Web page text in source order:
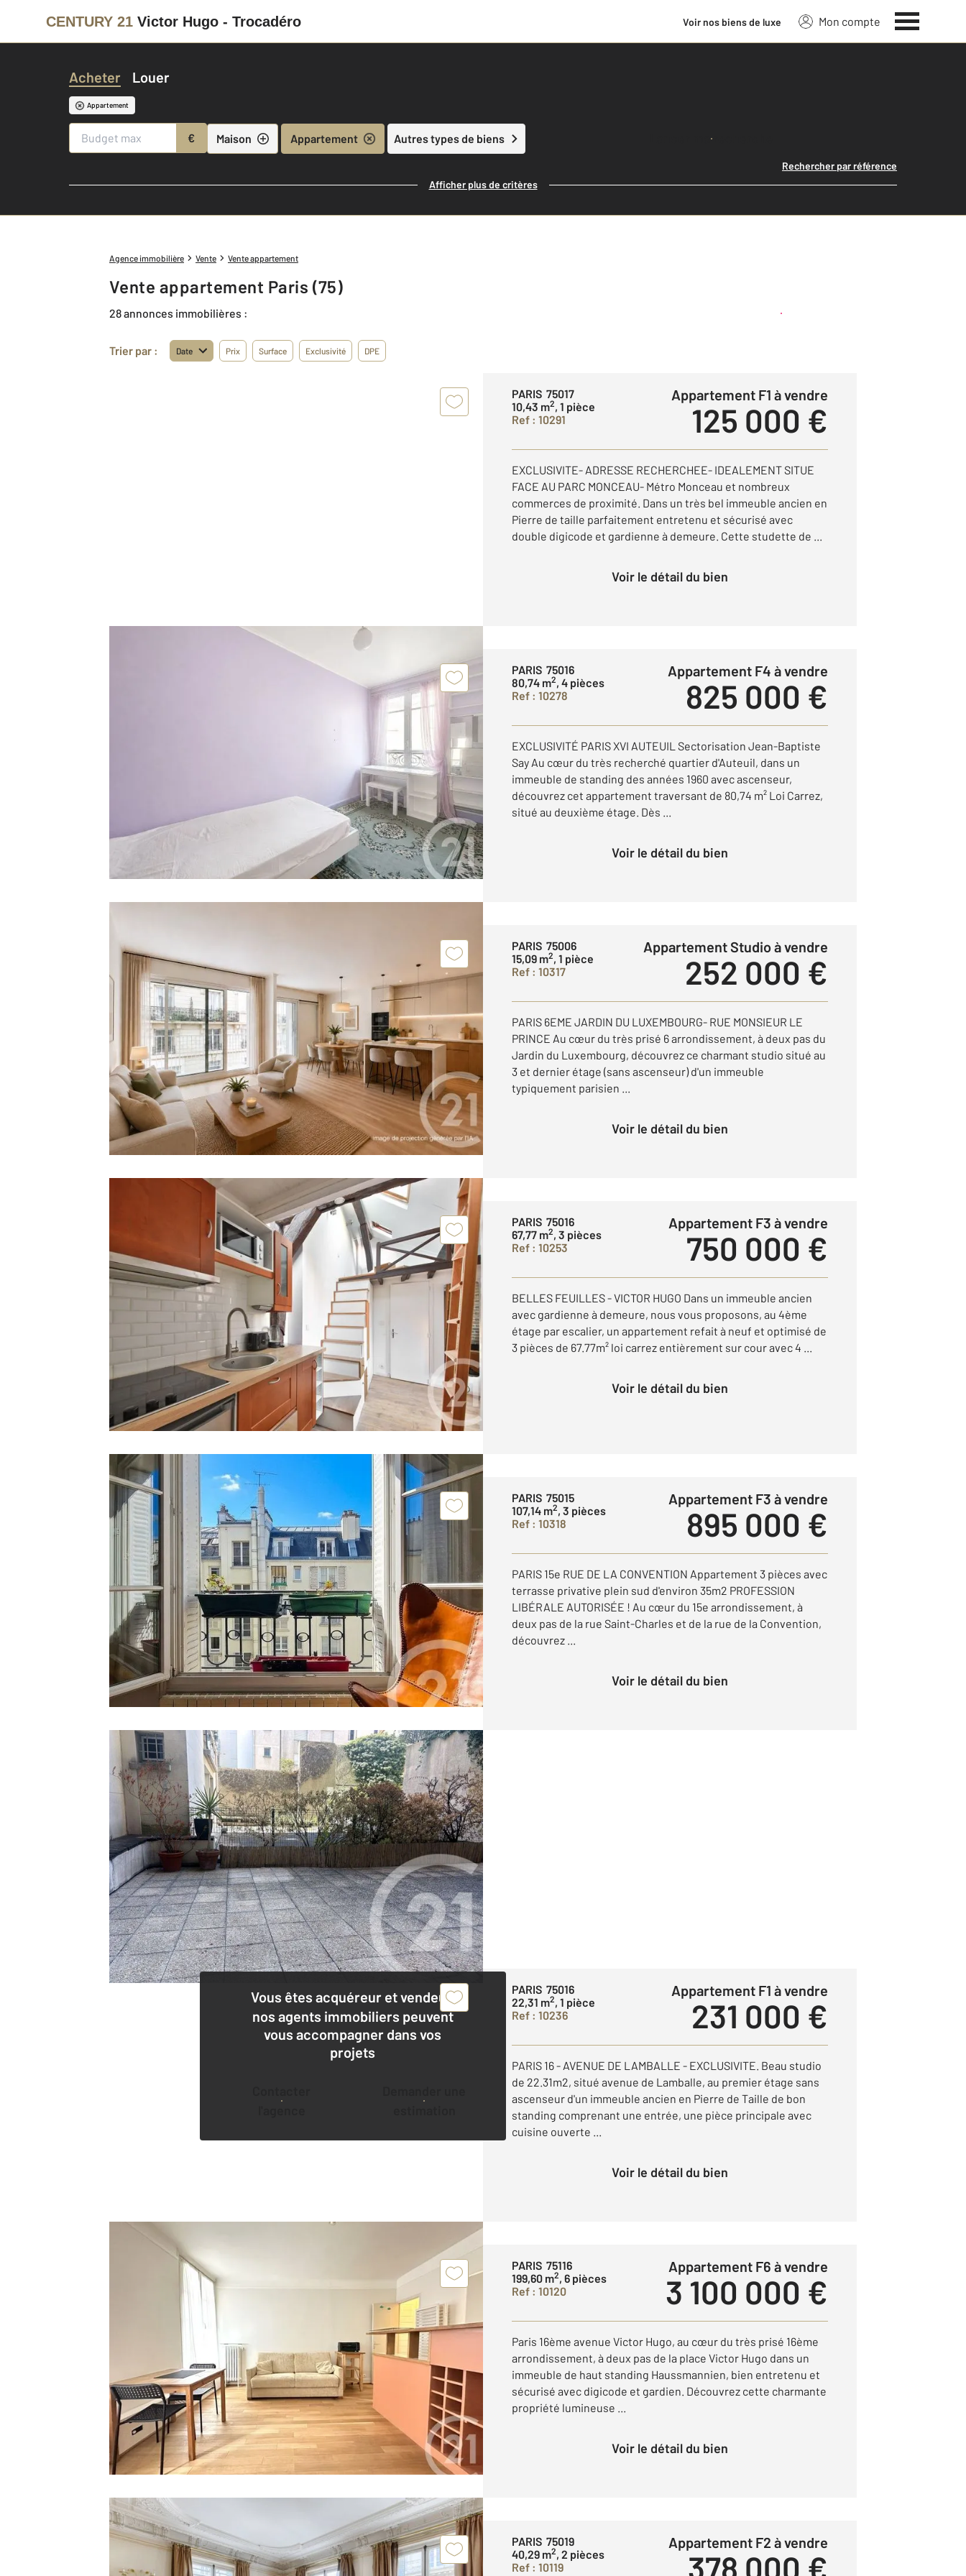
CENTURY 21 Victor Hugo - Trocadéro Voir nos biens de luxe Mon compte
Acheter Louer
Appartement
€ Maison Appartement Autres types de biens Lancer ma recherche
Rechercher par référence
Afficher plus de critères
Agence immobilière Vente Vente appartement
Vente appartement Paris (75)
28 annonces immobilières : Créer une alerte
Trier par : Date Prix Surface Exclusivité DPE
PARIS 75017
10,43 m2, 1 pièce
Ref : 10291
Appartement F1 à vendre
125 000 €
EXCLUSIVITE- ADRESSE RECHERCHEE- IDEALEMENT SITUE
FACE AU PARC MONCEAU- Métro Monceau et nombreux
commerces de proximité. Dans un très bel immeuble ancien en
Pierre de taille parfaitement entretenu et sécurisé avec
double digicode et gardienne à demeure. Cette studette de ...
Voir le détail du bien
PARIS 75016
80,74 m2, 4 pièces
Ref : 10278
Appartement F4 à vendre
825 000 €
EXCLUSIVITÉ PARIS XVI AUTEUIL Sectorisation Jean-Baptiste
Say Au cœur du très recherché quartier d'Auteuil, dans un
immeuble de standing des années 1960 avec ascenseur,
découvrez cet appartement traversant de 80,74 m² Loi Carrez,
situé au deuxième étage. Dès ...
Voir le détail du bien
PARIS 75006
15,09 m2, 1 pièce
Ref : 10317
Appartement Studio à vendre
252 000 €
PARIS 6EME JARDIN DU LUXEMBOURG- RUE MONSIEUR LE
PRINCE Au cœur du très prisé 6 arrondissement, à deux pas du
Jardin du Luxembourg, découvrez ce charmant studio situé au
3 et dernier étage (sans ascenseur) d'un immeuble
typiquement parisien ...
Voir le détail du bien
PARIS 75016
67,77 m2, 3 pièces
Ref : 10253
Appartement F3 à vendre
750 000 €
BELLES FEUILLES - VICTOR HUGO Dans un immeuble ancien
avec gardienne à demeure, nous vous proposons, au 4ème
étage par escalier, un appartement refait à neuf et optimisé de
3 pièces de 67.77m² loi carrez entièrement sur cour avec 4 ...
Voir le détail du bien
PARIS 75015
107,14 m2, 3 pièces
Ref : 10318
Appartement F3 à vendre
895 000 €
PARIS 15e RUE DE LA CONVENTION Appartement 3 pièces avec
terrasse privative plein sud d'environ 35m2 PROFESSION
LIBÉRALE AUTORISÉE ! Au cœur du 15e arrondissement, à
deux pas de la rue Saint-Charles et de la rue de la Convention,
découvrez ...
Voir le détail du bien
Vous êtes acquéreur et vendeur,
nos agents immobiliers peuvent
vous accompagner dans vos
projets
PARIS 75016
22,31 m2, 1 pièce
Ref : 10236
Appartement F1 à vendre
231 000 €
PARIS 16 - AVENUE DE LAMBALLE - EXCLUSIVITE. Beau studio
de 22.31m2, situé avenue de Lamballe, au premier étage sans
ascenseur d'un immeuble ancien en Pierre de Taille de bon
standing comprenant une entrée, une pièce principale avec
cuisine ouverte ...
Voir le détail du bien
PARIS 75116
199,60 m2, 6 pièces
Ref : 10120
Appartement F6 à vendre
3 100 000 €
Paris 16ème avenue Victor Hugo, au cœur du très prisé 16ème
arrondissement, à deux pas de la place Victor Hugo dans un
immeuble de haut standing Haussmannien, bien entretenu et
sécurisé avec digicode et gardien. Découvrez cette charmante
propriété lumineuse ...
Voir le détail du bien
PARIS 75019
40,29 m2, 2 pièces
Ref : 10119
Appartement F2 à vendre
378 000 €